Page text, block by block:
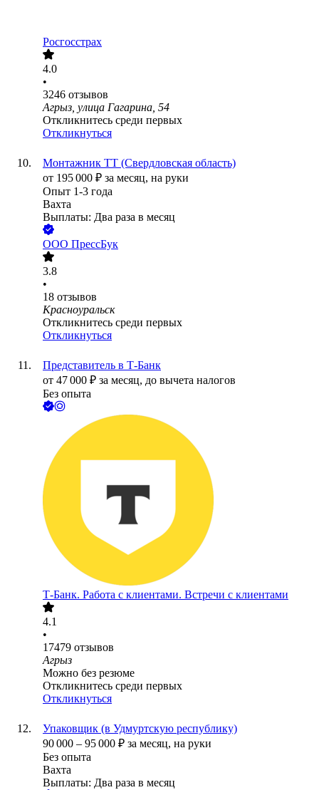
Росгосстрах
4.0
•
3246 отзывов
Агрыз, улица Гагарина, 54
Откликнитесь среди первых
Откликнуться
Монтажник ТТ (Свердловская область)
от 195 000 ₽ за месяц, на руки
Опыт 1-3 года
Вахта
Выплаты: Два раза в месяц
ООО ПрессБук
3.8
•
18 отзывов
Красноуральск
Откликнитесь среди первых
Откликнуться
Представитель в Т-Банк
от 47 000 ₽ за месяц, до вычета налогов
Без опыта
Т-Банк. Работа с клиентами. Встречи с клиентами
4.1
•
17479 отзывов
Агрыз
Можно без резюме
Откликнитесь среди первых
Откликнуться
Упаковщик (в Удмуртскую республику)
90 000 – 95 000 ₽ за месяц, на руки
Без опыта
Вахта
Выплаты: Два раза в месяц